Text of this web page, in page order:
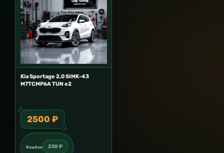
Kia Sportage 2.0 SIMK-43
M7TCMP6A TUN e2
2500 ₽
Кешбэк 250 ₽